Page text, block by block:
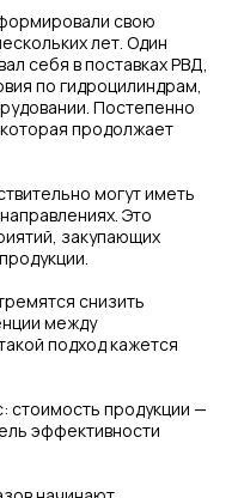
свою
лет. Один
себя в поставках РВД,
по гидроцилиндрам,
Постепенно
продолжает
могут иметь
Это
закупающих
снизить
между
подход кажется
стоимость продукции —
эффективности